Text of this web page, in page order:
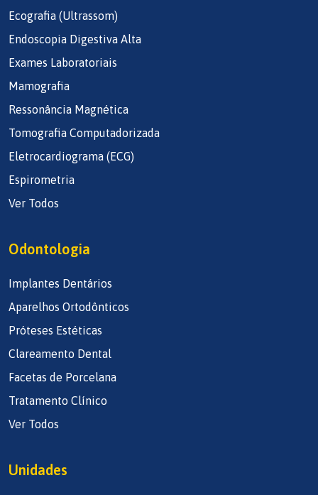
Ecografia (Ultrassom)
Endoscopia Digestiva Alta
Exames Laboratoriais
Mamografia
Ressonância Magnética
Tomografia Computadorizada
Eletrocardiograma (ECG)
Espirometria
Ver Todos
Odontologia
Implantes Dentários
Aparelhos Ortodônticos
Próteses Estéticas
Clareamento Dental
Facetas de Porcelana
Tratamento Clínico
Ver Todos
Unidades